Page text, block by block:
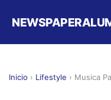
Inicio › Lifestyle › Musica